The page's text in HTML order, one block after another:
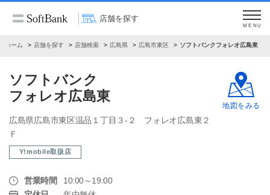
店舗を探す
MENU
ホーム 店舗を探す 店舗検索 広島県 広島市東区 ソフトバンクフォレオ広島東
ソフトバンク
フォレオ広島東
広島県広島市東区温品１丁目３‐２ フォレオ広島東２
Ｆ
Y!mobile取扱店
営業時間
10:00～19:00
地図をみる